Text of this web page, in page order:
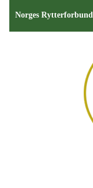
Norges Rytterforbund